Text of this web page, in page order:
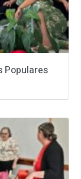
Populares